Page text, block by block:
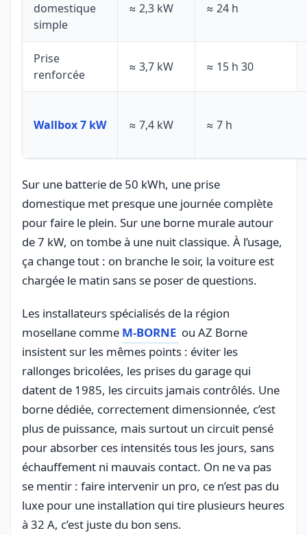
domestique
simple
≈ 2,3 kW ≈ 24 h
Prise
renforcée
≈ 3,7 kW ≈ 15 h 30
Wallbox 7 kW ≈ 7,4 kW ≈ 7 h
Sur une batterie de 50 kWh, une prise
domestique met presque une journée complète
pour faire le plein. Sur une borne murale autour
de 7 kW, on tombe à une nuit classique. À l’usage,
ça change tout : on branche le soir, la voiture est
chargée le matin sans se poser de questions.
Les installateurs spécialisés de la région
mosellane comme M-BORNE ou AZ Borne
insistent sur les mêmes points : éviter les
rallonges bricolées, les prises du garage qui
datent de 1985, les circuits jamais contrôlés. Une
borne dédiée, correctement dimensionnée, c’est
plus de puissance, mais surtout un circuit pensé
pour absorber ces intensités tous les jours, sans
échauffement ni mauvais contact. On ne va pas
se mentir : faire intervenir un pro, ce n’est pas du
luxe pour une installation qui tire plusieurs heures
à 32 A, c’est juste du bon sens.